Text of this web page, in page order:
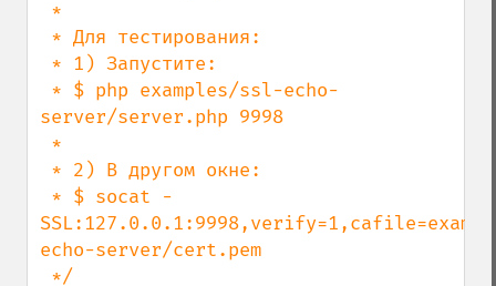
server/server.php 9998
echo-server/cert.pem